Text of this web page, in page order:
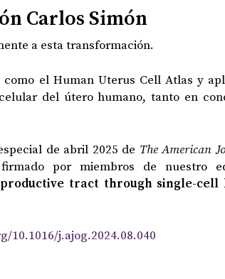
Carlos Simón
a esta transformación.
el Human Uterus Cell Atlas y
del útero humano, tanto en
de abril 2025 de The American
por miembros de nuestro
tract through single-cell
10.1016/j.ajog.2024.08.040